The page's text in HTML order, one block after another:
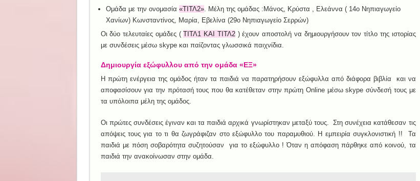
Ομάδα με την ονομασία «ΤΙΤΛ2». Μέλη της ομάδας :Μάνος, Κρύστα , Ελεάννα ( 14ο Νηπιαγωγείο
Χανίων) Κωνσταντίνος, Μαρία, Εβελίνα (29ο Νηπιαγωγείο Σερρών)
Οι δύο τελευταίες ομάδες (ΤΙΤΛ1 ΚΑΙ ΤΙΤΛ2) έχουν αποστολή να δημιουργήσουν τον τίτλο της ιστορίας
με συνδέσεις μέσω skype και παίζοντας γλωσσικά παιχνίδια.
Δημιουργία εξώφυλλου από την ομάδα «ΕΞ»
Η πρώτη ενέργεια της ομάδος ήταν τα παιδιά να παρατηρήσουν εξώφυλλα από διάφορα βιβλία και να
αποφασίσουν για την πρότασή τους που θα κατέθεταν στην πρώτη Online μέσω skype σύνδεσή τους με
τα υπόλοιπα μέλη της ομάδος.
Οι πρώτες συνδέσεις έγιναν και τα παιδιά αρχικά γνωρίστηκαν μεταξύ τους. Στη συνέχεια κατάθεσαν τις
απόψεις τους για το τι θα ζωγράφιζαν στο εξώφυλλο του παραμυθιού. Η εμπειρία συγκλονιστική !! Τα
παιδιά με πόση σοβαρότητα συζητούσαν για το εξώφυλλο ! Όταν η απόφαση πάρθηκε από κοινού, τα
παιδιά την ανακοίνωσαν στην ομάδα.